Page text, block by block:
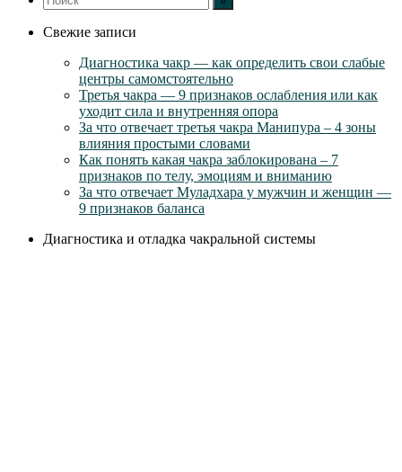
Свежие записи
Диагностика чакр — как определить свои слабые
центры самомстоятельно
Третья чакра — 9 признаков ослабления или как
уходит сила и внутренняя опора
За что отвечает третья чакра Манипура – 4 зоны
влияния простыми словами
Как понять какая чакра заблокирована – 7
признаков по телу, эмоциям и вниманию
За что отвечает Муладхара у мужчин и женщин —
9 признаков баланса
Диагностика и отладка чакральной системы